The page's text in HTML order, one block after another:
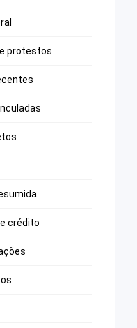
protestos
crédito